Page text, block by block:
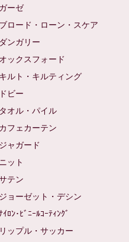
ガーゼ
ブロード・ローン・スケア
ダンガリー
オックスフォード
キルト・キルティング
ドビー
タオル・パイル
カフェカーテン
ジャガード
ニット
テン
ジョーゼット・デシン
ｲﾛﾝ･ﾋﾞﾆｰﾙｺｰﾃｨﾝｸﾞ
リップル・サッカー